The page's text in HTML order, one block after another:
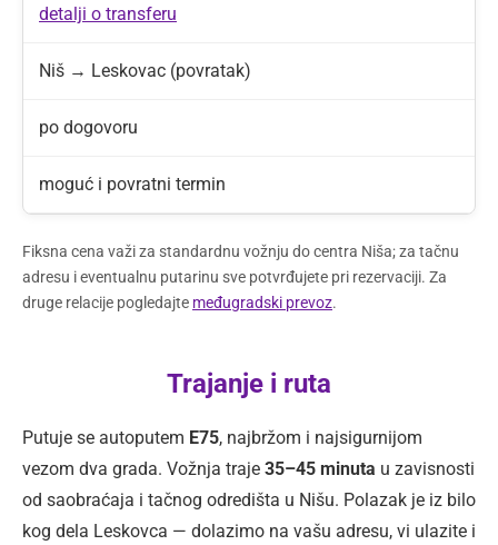
detalji o transferu
Niš → Leskovac (povratak)
po dogovoru
moguć i povratni termin
Fiksna cena važi za standardnu vožnju do centra Niša; za tačnu
adresu i eventualnu putarinu sve potvrđujete pri rezervaciji. Za
druge relacije pogledajte međugradski prevoz.
Trajanje i ruta
Putuje se autoputem E75, najbržom i najsigurnijom
vezom dva grada. Vožnja traje 35–45 minuta u zavisnosti
od saobraćaja i tačnog odredišta u Nišu. Polazak je iz bilo
kog dela Leskovca — dolazimo na vašu adresu, vi ulazite i